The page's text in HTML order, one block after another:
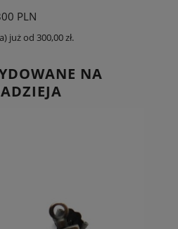
PLN
już od 300,00 zł.
NA